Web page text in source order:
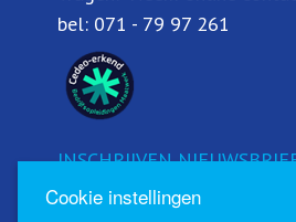
bel: 071 - 79 97 261
INSCHRIJVEN
Schrijf u in voor onze
Cookie instellingen